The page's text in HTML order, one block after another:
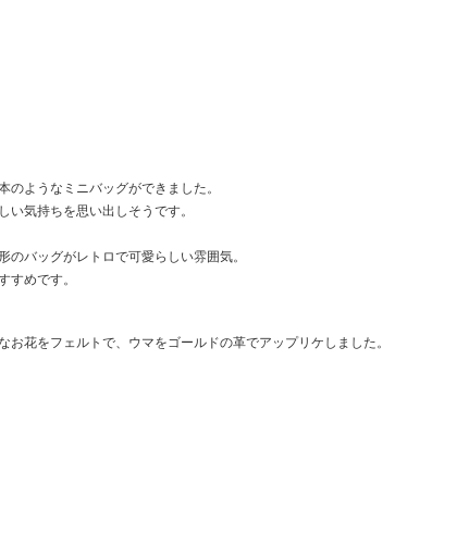
ようなミニバッグができました。
気持ちを思い出しそうです。
バッグがレトロで可愛らしい雰囲気。
すめです。
花をフェルトで、ウマをゴールドの革でアップリケしました。